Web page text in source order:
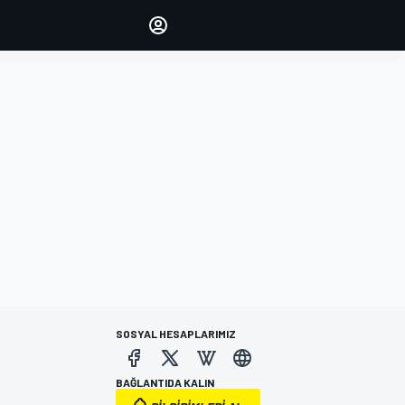
SOSYAL HESAPLARIMIZ
BAĞLANTIDA KALIN